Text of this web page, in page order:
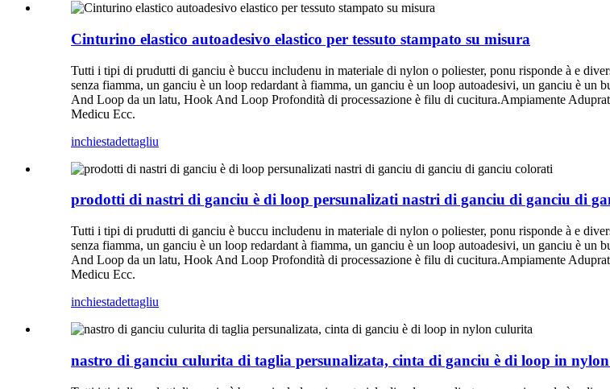
Cinturino elastico autoadesivo elastico per tessuto stampato su misura
Tutti i tipi di prudutti di ganciu è buccu includenu in materiale di nylon o poliester, ponu risponde à e
senza fiamma, un ganciu è un loop redardant à fiamma, un ganciu è un loop autoadesivi, un ganciu è
And Loop da un latu, Hook And Loop Profondità di processazione è filu di cucitura.Ampiamente
Medicu Ecc.
inchiestadettagliu
prodotti di nastri di ganciu è di loop persunalizati nastri di ganciu di ganciu di
Tutti i tipi di prudutti di ganciu è buccu includenu in materiale di nylon o poliester, ponu risponde à e
senza fiamma, un ganciu è un loop redardant à fiamma, un ganciu è un loop autoadesivi, un ganciu è
And Loop da un latu, Hook And Loop Profondità di processazione è filu di cucitura.Ampiamente
Medicu Ecc.
inchiestadettagliu
nastro di ganciu culurita di taglia persunalizata, cinta di ganciu è di loop in